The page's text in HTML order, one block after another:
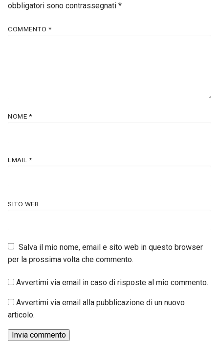
obbligatori sono contrassegnati *
COMMENTO *
NOME *
EMAIL *
SITO WEB
Salva il mio nome, email e sito web in questo browser
per la prossima volta che commento.
Avvertimi via email in caso di risposte al mio commento.
Avvertimi via email alla pubblicazione di un nuovo
articolo.